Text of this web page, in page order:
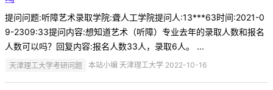
提问问题:听障艺术录取学院:聋人工学院提问人:13***63时间:2021-0
9-2309:33提问内容:想知道艺术（听障）专业去年的录取人数和报名
人数可以吗？回复内容:报名人数33人，录取6人。 ...
天津理工大学考研问题 本站小编 天津理工大学 2022-10-16